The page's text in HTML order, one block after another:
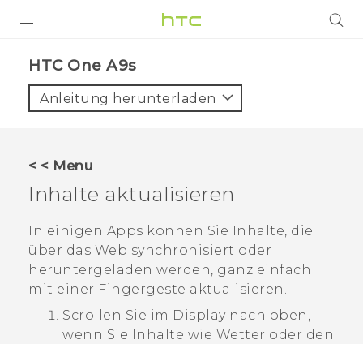
VIVE
UNTERSTÜTZUNG
HTC-Geräte und Zubehör
Anmelden
HTC One A9s‎
Anleitung herunterladen
< < Menu
Inhalte aktualisieren
In einigen Apps können Sie Inhalte, die
über das Web synchronisiert oder
heruntergeladen werden, ganz einfach
mit einer Fingergeste aktualisieren.
Scrollen Sie im Display nach oben,
wenn Sie Inhalte wie Wetter oder den